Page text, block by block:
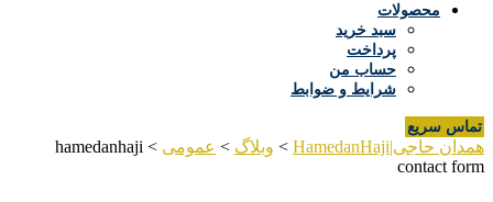
محصولات
سبد خرید
پرداخت
حساب من
شرایط و ضوابط
تماس سریع
همدان حاجی|HamedanHaji > وبلاگ > عمومی >
hamedanhaji
contact form